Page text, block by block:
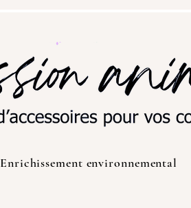
Enrichissement environnemental